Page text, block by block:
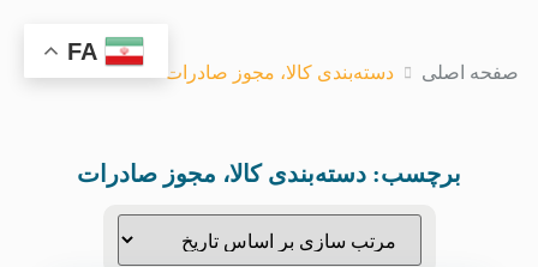
صفحه اصلی دسته‌بندی کالا، مجوز صادرات
برچسب: دسته‌بندی کالا، مجوز صادرات
FA